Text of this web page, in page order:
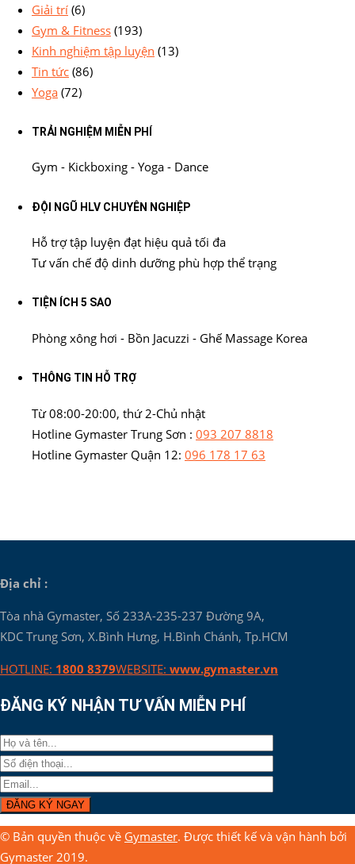
Giải trí (6)
Gym & Fitness (193)
Kinh nghiệm tập luyện (13)
Tin tức (86)
Yoga (72)
TRẢI NGHIỆM MIỄN PHÍ
Gym - Kickboxing - Yoga - Dance
ĐỘI NGŨ HLV CHUYÊN NGHIỆP
Hỗ trợ tập luyện đạt hiệu quả tối đa
Tư vấn chế độ dinh dưỡng phù hợp thể trạng
TIỆN ÍCH 5 SAO
Phòng xông hơi - Bồn Jacuzzi - Ghế Massage Korea
THÔNG TIN HỖ TRỢ
Từ 08:00-20:00, thứ 2-Chủ nhật
Hotline Gymaster Trung Sơn : 093 207 8818
Hotline Gymaster Quận 12: 096 178 17 63
Địa chỉ :
Tòa nhà Gymaster, Số 233A-235-237 Đường 9A,
KDC Trung Sơn, X.Bình Hưng, H.Bình Chánh, Tp.HCM
HOTLINE: 1800 8379WEBSITE: www.gymaster.vn
ĐĂNG KÝ NHẬN TƯ VẤN MIỄN PHÍ
© Bản quyền thuộc về Gymaster. Được thiết kế và vận hành bởi
Gymaster 2019.